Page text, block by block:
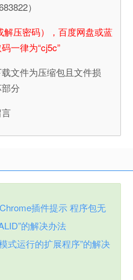
）
解压密码），百度网盘或蓝
一律为“cj5c”
文件为压缩包且文件损
分
插件提示 程序包无
的解决办法
式运行的扩展程序”的解决